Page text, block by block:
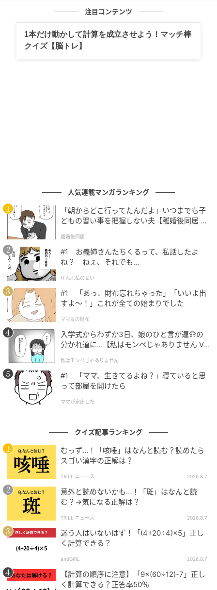
の記事をもっとみる
注目コンテンツ
1本だけ動かして計算を成立させよう！マッチ棒
クイズ【脳トレ】
人気連載マンガランキング
「朝からどこ行ってたんだよ」いつまでも子
どもの習い事を把握しない夫【離婚後同居 Vo
離婚後同居
#1 お義姉さんたちくるって、私話したよ
ね？ ねぇ、それでも…
ぜんぶ私のせい
#1 「あっ、財布忘れちゃった」「いいよ出
すよ〜！」これが全ての始まりでした
ママ友の財布
入学式からわずか3日、娘のひと言が運命の
分かれ道に…【私はモンペじゃありません Vo
私はモンペじゃありません
#1 「ママ、生きてるよね？」寝ていると思
って部屋を開けたら
ママが家出した
クイズ記事ランキング
むっず…！「咳唾」はなんと読む？読めたら
スゴい漢字の正解は？
TRILL ニュース 2026.8.7
意外と読めないかも…！「斑」はなんと読
む？→気になる正解は？
TRILL ニュース 2026.8.7
迷う人はいないはず！「(4+20÷4)×5」正し
く計算できる？
andGIRL 2026.8.7
【計算の順序に注意】「9×(60÷12)-7」正し
く計算できる？正答率50％